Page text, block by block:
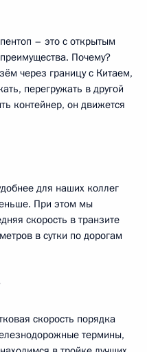
– это с открытым
Почему?
через границу с Китаем,
перегружать в другой
контейнер, он движется
для наших коллег
При этом мы
скорость в транзите
в сутки по дорогам
скорость порядка
термины,